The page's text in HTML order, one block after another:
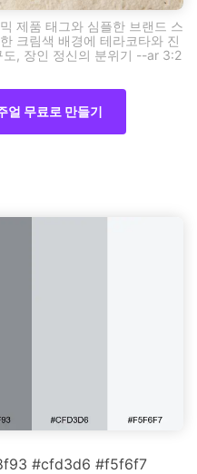
제품 태그와 심플한 브랜드 스
크림색 배경에 테라코타와 진
, 장인 정신의 분위기 --ar 3:2
얼 무료로 만들기
#cfd3d6 #f5f6f7